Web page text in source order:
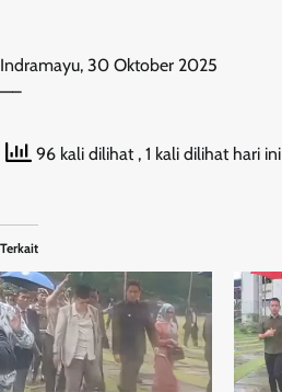
Indramayu, 30 Oktober 2025
—–
96 kali dilihat , 1 kali dilihat hari ini
Terkait